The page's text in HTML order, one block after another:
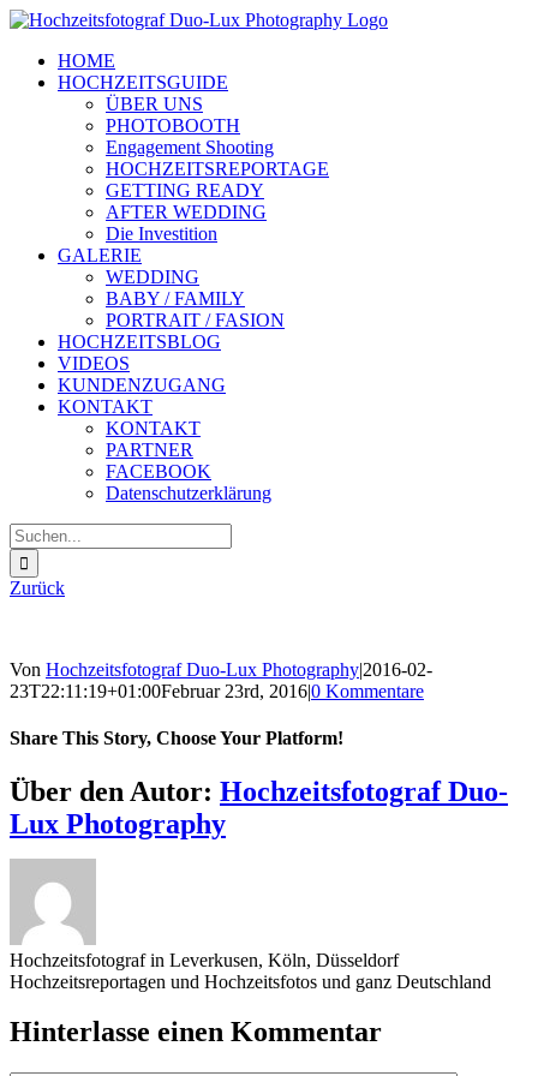
Zum
springenHOME
HOCHZEITSGUIDE
ÜBER UNS
PHOTOBOOTH
Engagement Shooting
HOCHZEITSREPORTAGE
GETTING READY
AFTER WEDDING
Die Investition
GALERIE
WEDDING
BABY / FAMILY
PORTRAIT / FASION
HOCHZEITSBLOG
VIDEOS
KUNDENZUGANG
KONTAKT
KONTAKT
PARTNER
FACEBOOK
Datenschutzerklärung
Suche
nach:
Zurück
Von Hochzeitsfotograf Duo-Lux Photography|2016-02-
23T22:11:19+01:00Februar 23rd, 2016|0 Kommentare
Share This Story, Choose Your Platform!
Sharing_facebook
Sharing_twitter
Sharing_reddit
Über den Autor: Hochzeitsfotograf Duo-
Lux Photography
Hochzeitsfotograf in Leverkusen, Köln, Düsseldorf
Hochzeitsreportagen und Hochzeitsfotos und ganz Deutschland
Hinterlasse einen Kommentar